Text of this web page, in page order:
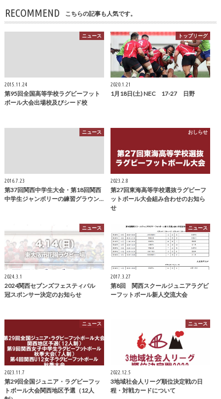
RECOMMEND こちらの記事も人気です。
ニュース
2015.11.24
第95回全国高等学校ラグビーフット
ボール大会出場校及びシード校
トップリーグ
2020.1.21
1月18日(土) NEC 17-27 日野
ニュース
2016.7.23
第37回関西中学生大会・第18回関西
中学生ジャンボリーの練習グラウン…
おしらせ
2023.2.8
第27回東海高等学校選抜ラグビーフ
ットボール大会組み合わせのお知ら
せ
ニュース
2024.3.1
2024関西セブンズフェスティバル
冠スポンサー決定のお知らせ
ニュース
2017.3.27
第8回 関西スクールジュニアラグビ
ーフットボール新人交流大会
ニュース
2023.11.7
第29回全国ジュニア・ラグビーフッ
トボール大会関西地区予選（12人
ニュース
2022.12.5
3地域社会人リーグ順位決定戦の日
程・対戦カードについて